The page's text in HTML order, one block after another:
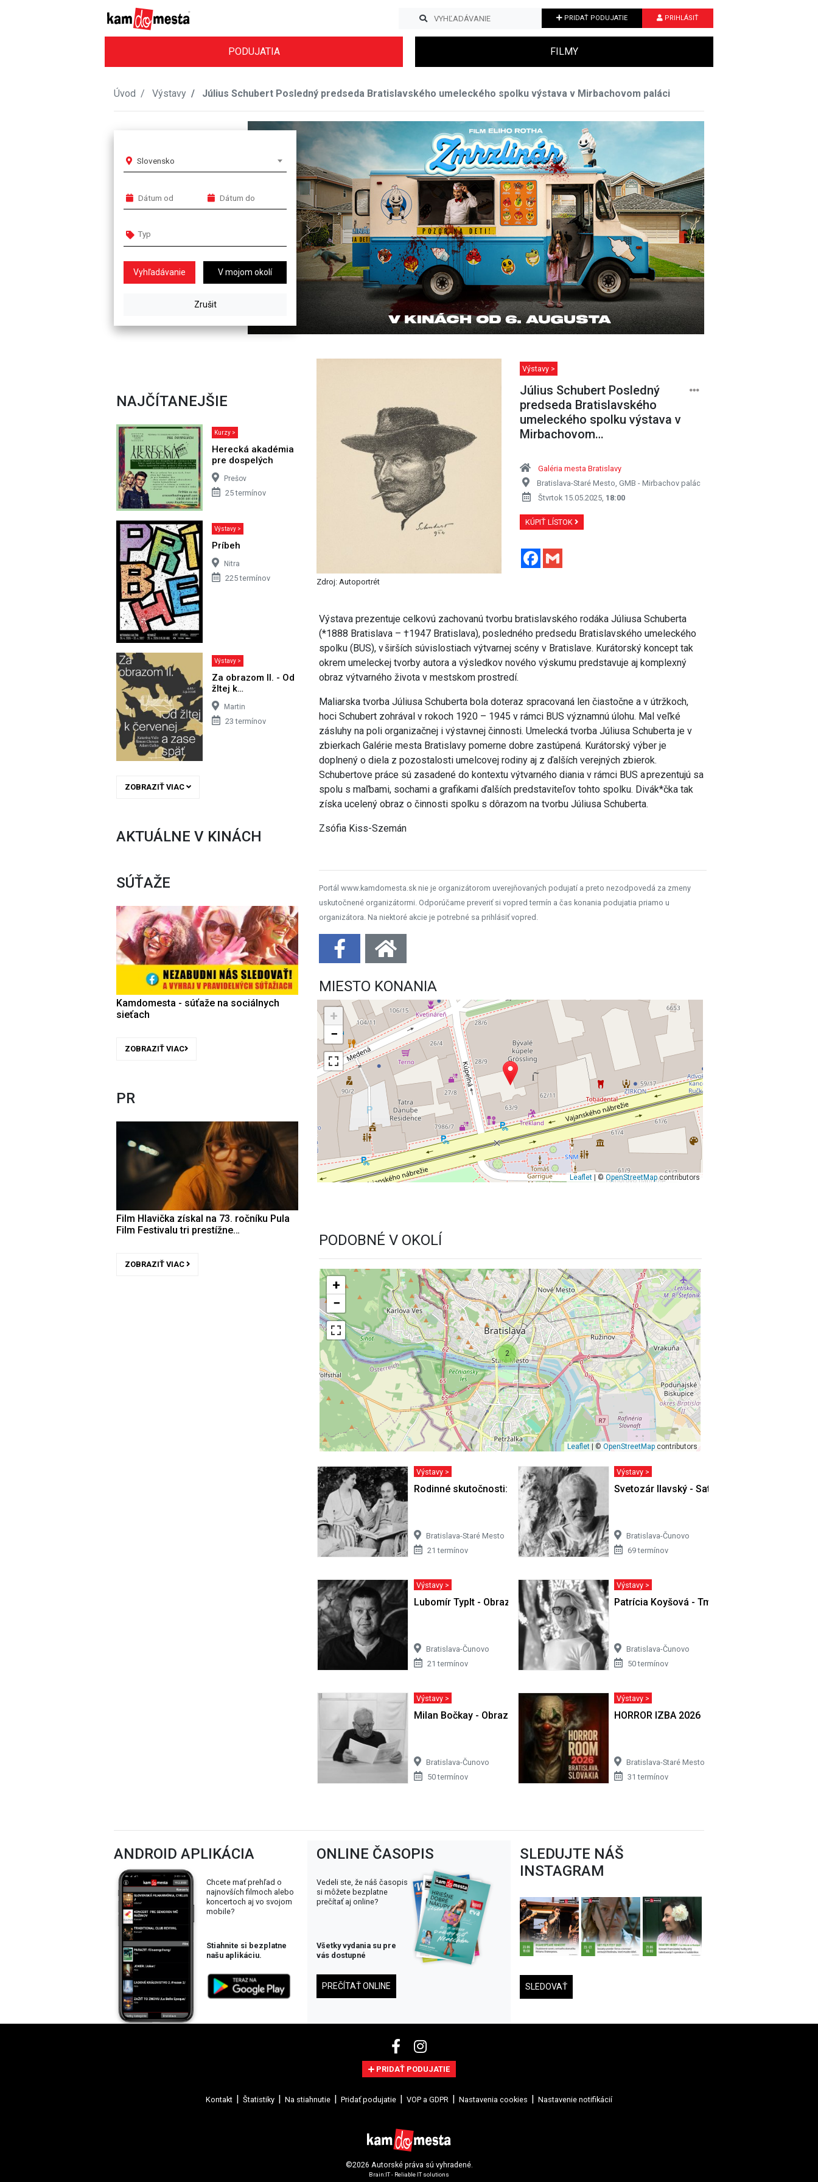
PRIDAŤ PODUJATIE PRIHLÁSIŤ
PODUJATIA FILMY
Úvod Výstavy Július Schubert Posledný predseda Bratislavského umeleckého spolku výstava v Mirbachovom paláci
Slovensko
V mojom okolí
Previous Next
NAJČÍTANEJŠIE
Kurzy >
Herecká akadémia
pre dospelých
Prešov
25 termínov
Výstavy >
Príbeh
Nitra
225 termínov
Výstavy >
Za obrazom II. - Od
žltej k…
Martin
23 termínov
ZOBRAZIŤ VIAC
AKTUÁLNE V KINÁCH
SÚŤAŽE
Kamdomesta - súťaže na sociálnych
sieťach
ZOBRAZIŤ VIAC
PR
Film Hlavička získal na 73. ročníku Pula
Film Festivalu tri prestížne…
ZOBRAZIŤ VIAC
Zdroj: Autoportrét
Výstavy >
Július Schubert Posledný
predseda Bratislavského
umeleckého spolku výstava v
Mirbachovom…
Galéria mesta Bratislavy
Bratislava-Staré Mesto, GMB - Mirbachov palác
Štvrtok 15.05.2025, 18:00
KÚPIŤ LÍSTOK
Facebook
Výstava prezentuje celkovú zachovanú tvorbu bratislavského rodáka Júliusa Schuberta
(*1888 Bratislava – †1947 Bratislava), posledného predsedu Bratislavského umeleckého
spolku (BUS), v širších súvislostiach výtvarnej scény v Bratislave. Kurátorský koncept tak
okrem umeleckej tvorby autora a výsledkov nového výskumu predstavuje aj komplexný
obraz výtvarného života v mestskom prostredí.
Maliarska tvorba Júliusa Schuberta bola doteraz spracovaná len čiastočne a v útržkoch,
hoci Schubert zohrával v rokoch 1920 – 1945 v rámci BUS významnú úlohu. Mal veľké
zásluhy na poli organizačnej i výstavnej činnosti. Umelecká tvorba Júliusa Schuberta je v
zbierkach Galérie mesta Bratislavy pomerne dobre zastúpená. Kurátorský výber je
doplnený o diela z pozostalosti umelcovej rodiny aj z ďalších verejných zbierok.
Schubertove práce sú zasadené do kontextu výtvarného diania v rámci BUS a prezentujú sa
spolu s maľbami, sochami a grafikami ďalších predstaviteľov tohto spolku. Divák*čka tak
získa ucelený obraz o činnosti spolku s dôrazom na tvorbu Júliusa Schuberta.
Zsófia Kiss-Szemán
Portál www.kamdomesta.sk nie je organizátorom uverejňovaných podujatí a preto nezodpovedá za zmeny
uskutočnené organizátormi. Odporúčame preveriť si vopred termín a čas konania podujatia priamo u
organizátora. Na niektoré akcie je potrebné sa prihlásiť vopred.
MIESTO KONANIA
+
−
Leaflet| ©OpenStreetMapcontributors
PODOBNÉ V OKOLÍ
2
+
−
Leaflet | ©OpenStreetMap contributors
Výstavy >
Rodinné skutočnosti: Obraz života…
Bratislava-Staré Mesto
21 termínov
Výstavy >
Svetozár Ilavský - Satori v Cíferi II
Bratislava-Čunovo
69 termínov
Výstavy >
Lubomír Typlt - Obrazy
Bratislava-Čunovo
21 termínov
Výstavy >
Patrícia Koyšová - Tmy sa nemusíš báť
Bratislava-Čunovo
50 termínov
Výstavy >
Milan Bočkay - Obrazy
Bratislava-Čunovo
50 termínov
Výstavy >
HORROR IZBA 2026
Bratislava-Staré Mesto
31 termínov
ANDROID APLIKÁCIA
Chcete mať prehľad o
najnovších filmoch alebo
koncertoch aj vo svojom
mobile?
Stiahnite si bezplatne
našu aplikáciu.
ONLINE ČASOPIS
Vedeli ste, že náš časopis
si môžete bezplatne
prečítať aj online?
Všetky vydania su pre
vás dostupné
PREČÍTAŤ ONLINE
SLEDUJTE NÁŠ
INSTAGRAM
SLEDOVAŤ
PRIDAŤ PODUJATIE
Kontakt Štatistiky Na stiahnutie Pridať podujatie VOP a GDPR Nastavenia cookies Nastavenie notifikácií
©2026 Autorské práva sú vyhradené.
Brain:IT - Reliable IT solutions